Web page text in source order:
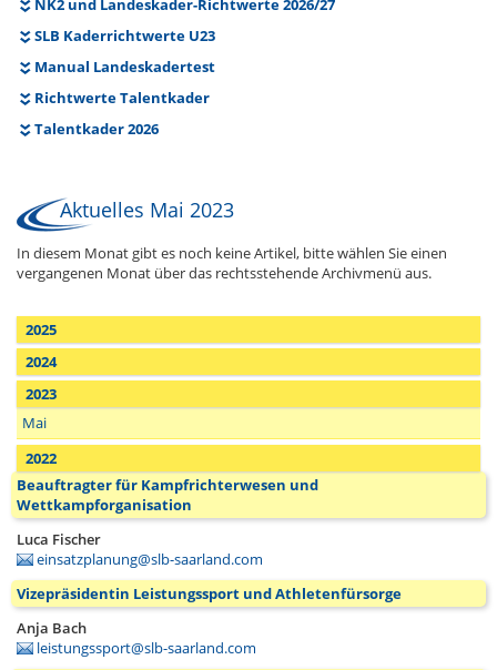
NK2 und Landeskader-Richtwerte 2026/27
SLB Kaderrichtwerte U23
Manual Landeskadertest
Richtwerte Talentkader
Talentkader 2026
Aktuelles Mai 2023
In diesem Monat gibt es noch keine Artikel, bitte wählen Sie einen
vergangenen Monat über das rechtsstehende Archivmenü aus.
2025
2024
2023
Mai
2022
Beauftragter für Kampfrichterwesen und
Wettkampforganisation
Luca Fischer
einsatzplanung@slb-saarland.com
Vizepräsidentin Leistungssport und Athletenfürsorge
Anja Bach
leistungssport@slb-saarland.com